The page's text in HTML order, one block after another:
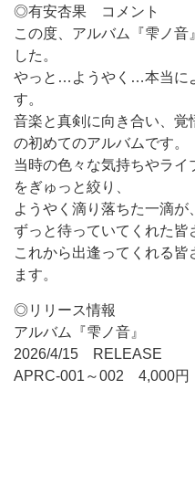
◎有安杏果 コメント
この度、アルバム『雫ノ音
した。
やっと…ようやく…本当に
す。
音楽と真剣に向き合い、覚
の初めてのアルバムです。
当時の色々な気持ちやラ
をぎゅっと絞り、
ようやく滴り落ちた一滴が
ずっと待っていてくれた皆
これから出逢ってくれる
ます。
◎リリース情報
アルバム『雫ノ音』
2026/4/15 RELEASE
APRC-001～002 4,000円